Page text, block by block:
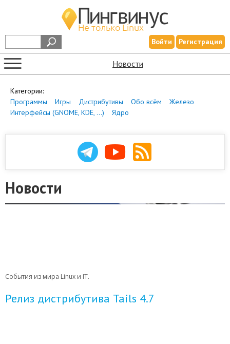
Войти Регистрация
Новости
Новости
События из мира Linux и IT.
Релиз дистрибутива Tails 4.7
Категории:
Программы
Игры Дистрибутивы Обо всём
Железо
Интерфейсы (GNOME, KDE, ...)
Ядро